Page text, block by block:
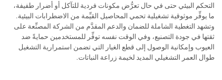
التحكم البيئي حتى في حال تعرُّض مكونات فردية للتآكل أو أضرار طفيفة،
ما يوفِّر موثوقية تشغيلية تحمي المحاصيل القيِّمة من الاضطرابات البيئية.
وتشهد التغطية الشاملة للضمان والدعم المقدَّم من الشركة المصنِّعة على
ثقتها في جودة التصنيع، وفي الوقت نفسه توفِّر للمستخدمين حمايةً ضد
العيوب وإمكانية الوصول إلى قطع الغيار التي تضمن استمرارية التشغيل
طوال العمر التشغيلي المديد لخيمة زراعة النباتات.